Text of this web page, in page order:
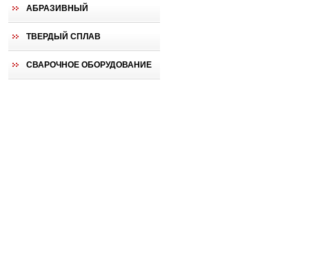
АБРАЗИВНЫЙ
ТВЕРДЫЙ СПЛАВ
СВАРОЧНОЕ ОБОРУДОВАНИЕ